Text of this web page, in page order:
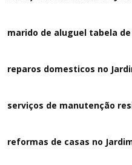
marido de aluguel tabela
reparos domesticos no
serviços de manutenção
reformas de casas no